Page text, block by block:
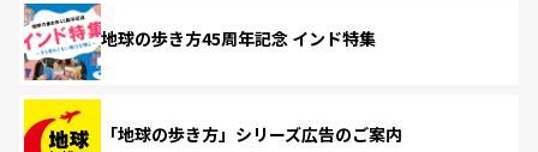
地球の歩き方45周年記念 インド特集
「地球の歩き方」シリーズ広告のご案内